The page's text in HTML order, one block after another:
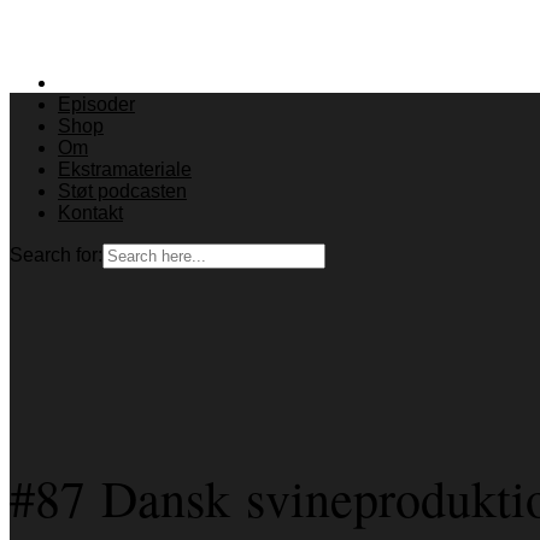
Episoder
Shop
Om
Ekstramateriale
Støt podcasten
Kontakt
Search for:
#87 Dansk